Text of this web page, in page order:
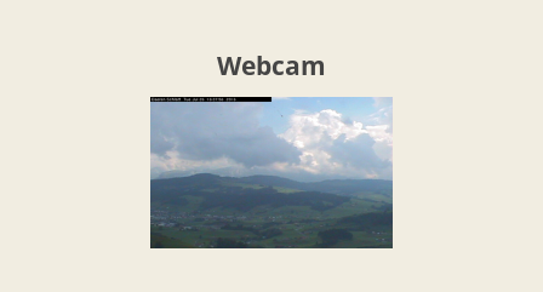
Webcam